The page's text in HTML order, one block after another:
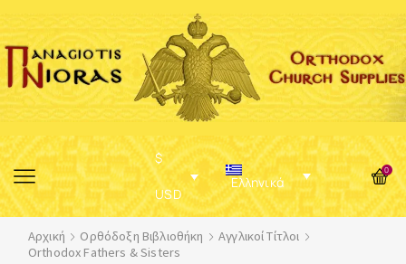
$
USD
Ελληνικά
0
Αρχική Ορθόδοξη Βιβλιοθήκη
Αγγλικοί Τίτλοι
Orthodox Fathers & Sisters